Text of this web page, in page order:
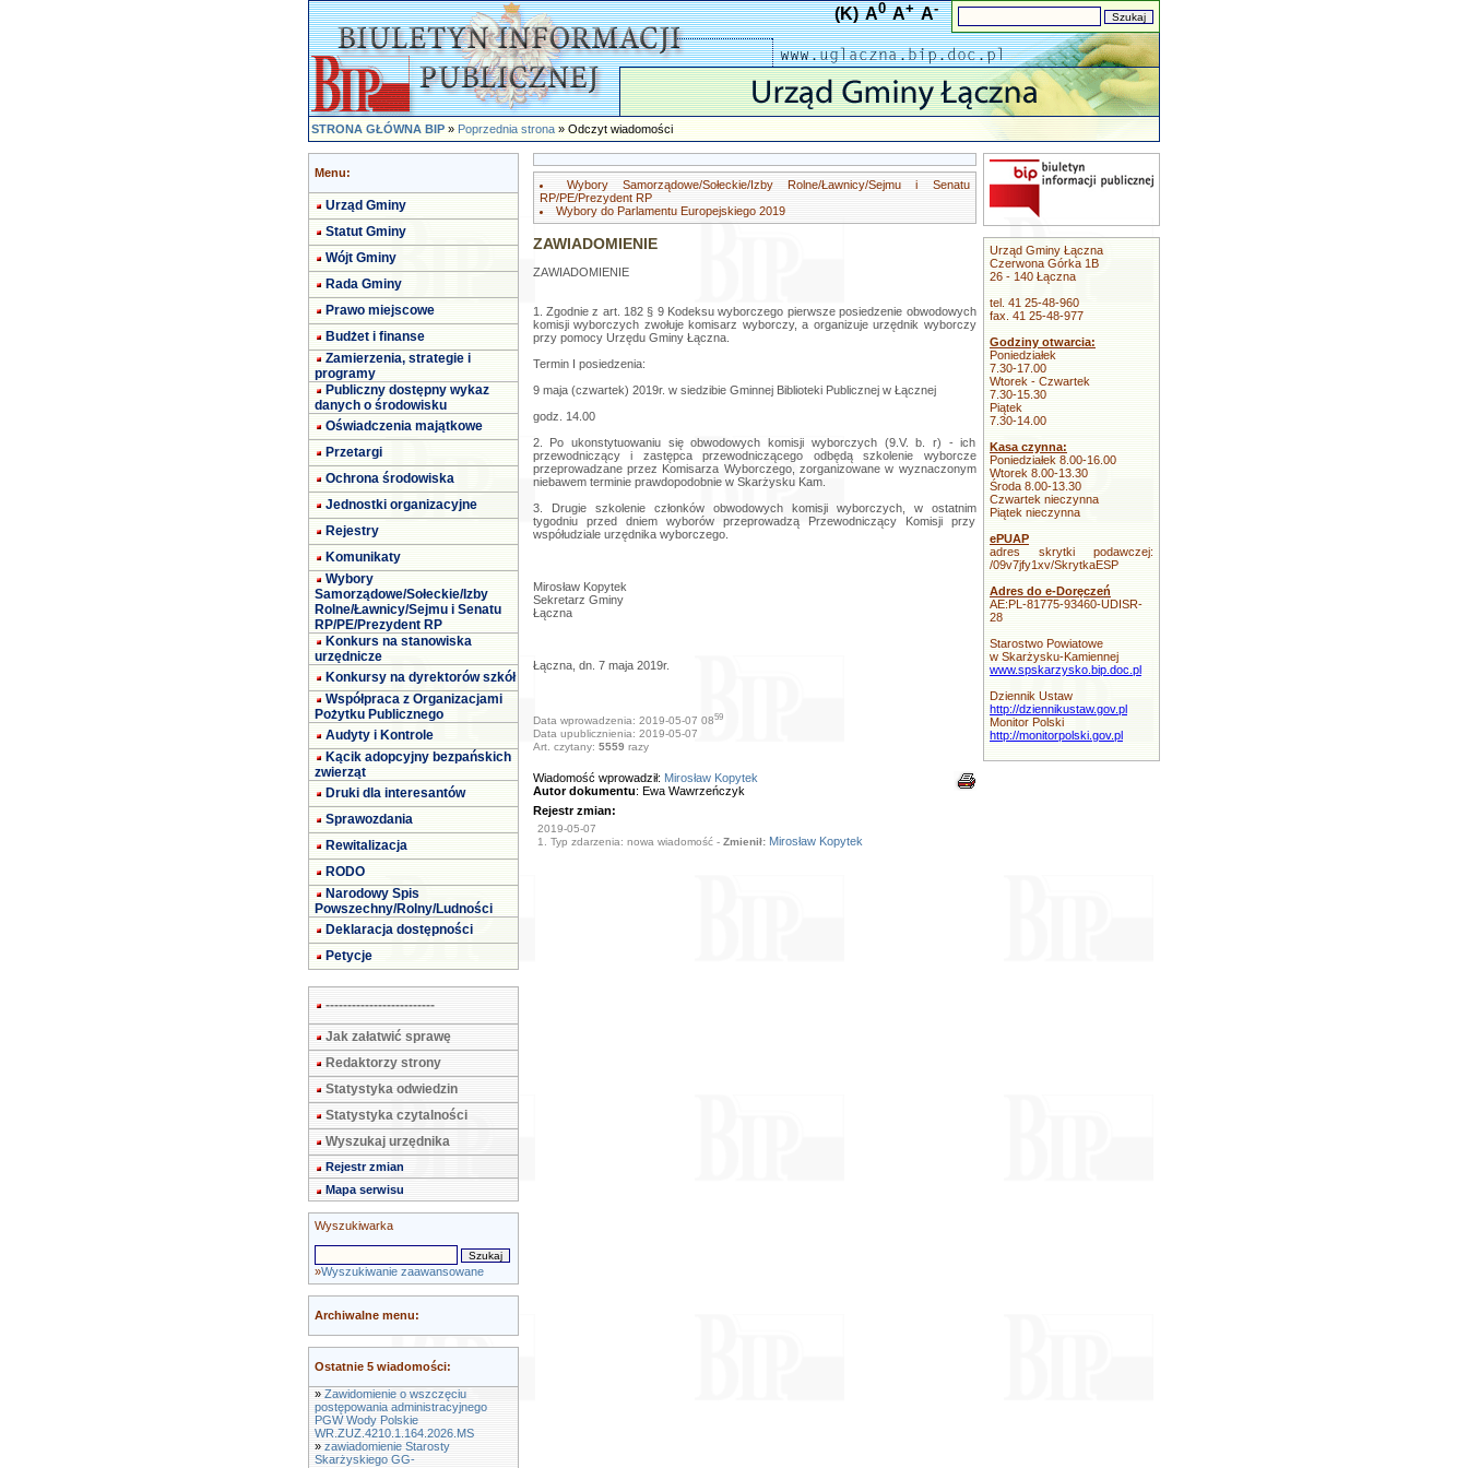
(K) A0 A+ A-
STRONA GŁÓWNA BIP»Poprzednia strona» Odczyt wiadomości
Menu:
Urząd Gminy
Statut Gminy
Wójt Gminy
Rada Gminy
Prawo miejscowe
Budżet i finanse
Zamierzenia, strategie i
programy
Publiczny dostępny wykaz
danych o środowisku
Oświadczenia majątkowe
Przetargi
Ochrona środowiska
Jednostki organizacyjne
Rejestry
Komunikaty
Wybory
Samorządowe/Sołeckie/Izby
Rolne/Ławnicy/Sejmu i Senatu
RP/PE/Prezydent RP
Konkurs na stanowiska
urzędnicze
Konkursy na dyrektorów szkół
Współpraca z Organizacjami
Pożytku Publicznego
Audyty i Kontrole
Kącik adopcyjny bezpańskich
zwierząt
Druki dla interesantów
Sprawozdania
Rewitalizacja
RODO
Narodowy Spis
Powszechny/Rolny/Ludności
Deklaracja dostępności
Petycje
-------------------------
Jak załatwić sprawę
Redaktorzy strony
Statystyka odwiedzin
Statystyka czytalności
Wyszukaj urzędnika
Rejestr zmian
Mapa serwisu
Wyszukiwarka
»Wyszukiwanie zaawansowane
Archiwalne menu:
Ostatnie 5 wiadomości:
» Zawidomienie o wszczęciu
postępowania administracyjnego
PGW Wody Polskie
WR.ZUZ.4210.1.164.2026.MS
» zawiadomienie Starosty
Skarżyskiego GG-
Wybory Samorządowe/Sołeckie/Izby Rolne/Ławnicy/Sejmu i Senatu
RP/PE/Prezydent RP
Wybory do Parlamentu Europejskiego 2019
ZAWIADOMIENIE
ZAWIADOMIENIE
1. Zgodnie z art. 182 § 9 Kodeksu wyborczego pierwsze posiedzenie obwodowych
komisji wyborczych zwołuje komisarz wyborczy, a organizuje urzędnik wyborczy
przy pomocy Urzędu Gminy Łączna.
Termin I posiedzenia:
9 maja (czwartek) 2019r. w siedzibie Gminnej Biblioteki Publicznej w Łącznej
godz. 14.00
2. Po ukonstytuowaniu się obwodowych komisji wyborczych (9.V. b. r) - ich
przewodniczący i zastępca przewodniczącego odbędą szkolenie wyborcze
przeprowadzane przez Komisarza Wyborczego, zorganizowane w wyznaczonym
niebawem terminie prawdopodobnie w Skarżysku Kam.
3. Drugie szkolenie członków obwodowych komisji wyborczych, w ostatnim
tygodniu przed dniem wyborów przeprowadzą Przewodniczący Komisji przy
współudziale urzędnika wyborczego.
Mirosław Kopytek
Sekretarz Gminy
Łączna
Łączna, dn. 7 maja 2019r.
Data wprowadzenia: 2019-05-07 0859
Data upublicznienia: 2019-05-07
Art. czytany: 5559 razy
Wiadomość wprowadził: Mirosław Kopytek
Autor dokumentu: Ewa Wawrzeńczyk
Rejestr zmian:
2019-05-07
1. Typ zdarzenia: nowa wiadomość - Zmienił: Mirosław Kopytek
Urząd Gminy Łączna
Czerwona Górka 1B
26 - 140 Łączna
tel. 41 25-48-960
fax. 41 25-48-977
Godziny otwarcia:
Poniedziałek
7.30-17.00
Wtorek - Czwartek
7.30-15.30
Piątek
7.30-14.00
Kasa czynna:
Poniedziałek 8.00-16.00
Wtorek 8.00-13.30
Środa 8.00-13.30
Czwartek nieczynna
Piątek nieczynna
ePUAP
adres skrytki podawczej:
/09v7jfy1xv/SkrytkaESP
Adres do e-Doręczeń
AE:PL-81775-93460-UDISR-
28
Starostwo Powiatowe
w Skarżysku-Kamiennej
www.spskarzysko.bip.doc.pl
Dziennik Ustaw
http://dziennikustaw.gov.pl
Monitor Polski
http://monitorpolski.gov.pl